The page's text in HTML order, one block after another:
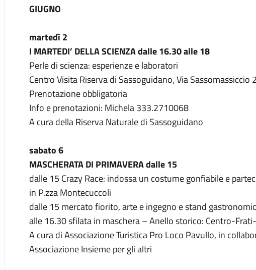
GIUGNO
martedì 2
I MARTEDI’ DELLA SCIENZA dalle 16.30 alle 18
Perle di scienza: esperienze e laboratori
Centro Visita Riserva di Sassoguidano, Via Sassomassiccio
Prenotazione obbligatoria
Info e prenotazioni: Michela 333.2710068
A cura della Riserva Naturale di Sassoguidano
sabato 6
MASCHERATA DI PRIMAVERA dalle 15
dalle 15 Crazy Race: indossa un costume gonfiabile e
in P.zza Montecuccoli
dalle 15 mercato fiorito, arte e ingegno e stand
alle 16.30 sfilata in maschera – Anello storico: Centro-
A cura di Associazione Turistica Pro Loco Pavullo, in
Associazione Insieme per gli altri